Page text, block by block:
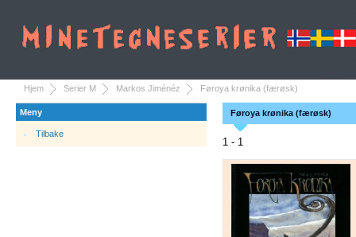
Hjem Serier M Markos Jiménéz Føroya krønika (færøsk)
Meny
Tilbake
Føroya krønika (færøsk)
1 - 1